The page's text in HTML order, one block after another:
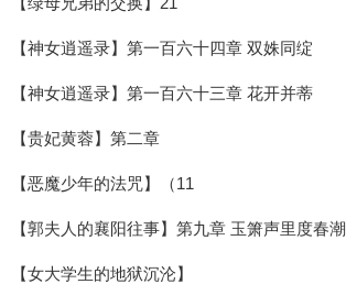
【神女逍遥录】第一百六十四章 双姝同绽
【神女逍遥录】第一百六十三章 花开并蒂
【贵妃黄蓉】第二章
【恶魔少年的法咒】（11
【郭夫人的襄阳往事】第九章 玉箫声里度春潮
【女大学生的地狱沉沦】